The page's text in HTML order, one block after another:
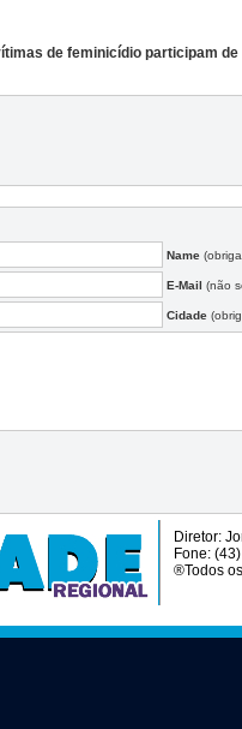
de feminicídio participam
Name
E-Mail (não
Cidade
Diretor:
Fone:
®Todos